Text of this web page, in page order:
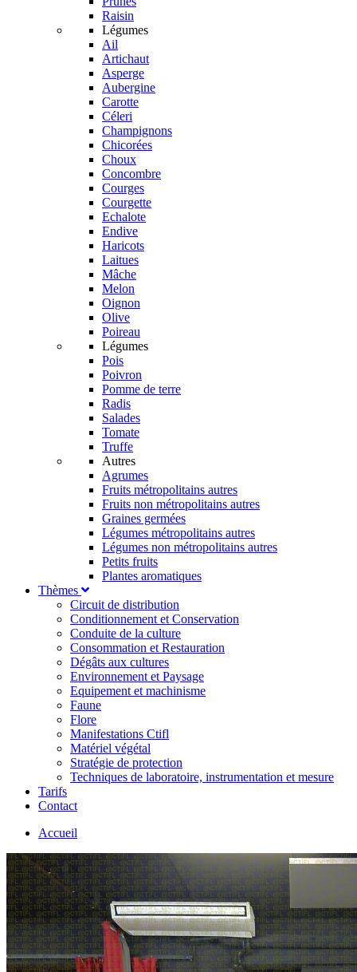
Raisin
Légumes
Ail
Artichaut
Asperge
Aubergine
Carotte
Céleri
Champignons
Chicorées
Choux
Concombre
Courges
Courgette
Echalote
Endive
Haricots
Laitues
Mâche
Melon
Oignon
Olive
Poireau
Légumes
Pois
Poivron
Pomme de terre
Radis
Salades
Tomate
Truffe
Autres
Agrumes
Fruits métropolitains autres
Fruits non métropolitains autres
Graines germées
Légumes métropolitains autres
Légumes non métropolitains autres
Petits fruits
Plantes aromatiques
Thèmes
Circuit de distribution
Conditionnement et Conservation
Conduite de la culture
Consommation et Restauration
Dégâts aux cultures
Environnement et Paysage
Equipement et machinisme
Faune
Flore
Manifestations Ctifl
Matériel végétal
Stratégie de protection
Techniques de laboratoire, instrumentation et mesure
Tarifs
Contact
Accueil